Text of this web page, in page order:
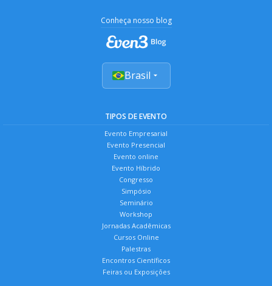
Conheça nosso blog
Brasil
TIPOS DE EVENTO
Evento Empresarial
Evento Presencial
Evento online
Evento Híbrido
Congresso
Simpósio
Seminário
Workshop
Jornadas Acadêmicas
Cursos Online
Palestras
Encontros Científicos
Feiras ou Exposições